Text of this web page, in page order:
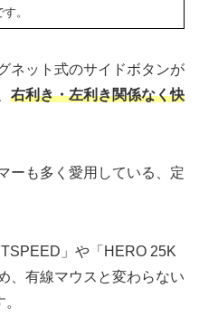
。
ネット式のサイドボタンが
右利き・左利き関係なく快
ーも多く愛用している、定
」や「HERO 25K
、有線マウスと変わらない